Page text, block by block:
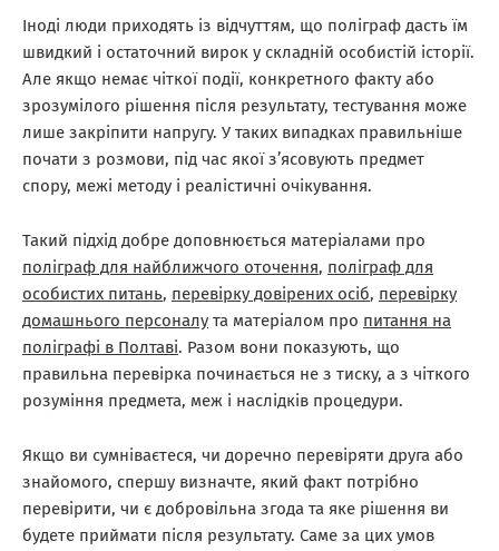
Іноді люди приходять із відчуттям, що поліграф дасть їм
швидкий і остаточний вирок у складній особистій історії.
Але якщо немає чіткої події, конкретного факту або
зрозумілого рішення після результату, тестування може
лише закріпити напругу. У таких випадках правильніше
почати з розмови, під час якої з’ясовують предмет
спору, межі методу і реалістичні очікування.
Такий підхід добре доповнюється матеріалами про
поліграф для найближчого оточення, поліграф для
особистих питань, перевірку довірених осіб, перевірку
домашнього персоналу та матеріалом про питання на
поліграфі в Полтаві. Разом вони показують, що
правильна перевірка починається не з тиску, а з чіткого
розуміння предмета, меж і наслідків процедури.
Якщо ви сумніваєтеся, чи доречно перевіряти друга або
знайомого, спершу визначте, який факт потрібно
перевірити, чи є добровільна згода та яке рішення ви
будете приймати після результату. Саме за цих умов